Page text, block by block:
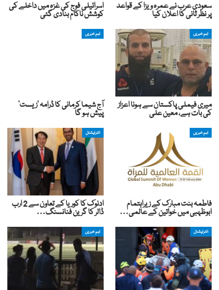
سعودی عرب نے عمرہ ویزا کے قواعد
پر نظر ثانی کا اعلان کیا
اسرائیلی فوج کی غزہ میں داخلے کی
کوشش ناکام بنادی گئی
اہم خبریں
میری فیملی پاکستان سے ہونا اعزاز
کی بات ہے، معین علی
اہم خبریں
آج شیما کرمانی کا ڈرامہ ’زیست‘
پیش ہو گا
اہم خبریں
فاطمہ بنت مبارک کے زیراہتمام
ابوظہبی میں خواتین کے عالمی…
انٹرنیشنل
ادنوک کا کوریا کے تعاون سے 2 ارب
ڈالر کا گرین فنانسنگ…
انٹرنیشنل اہم خبریں